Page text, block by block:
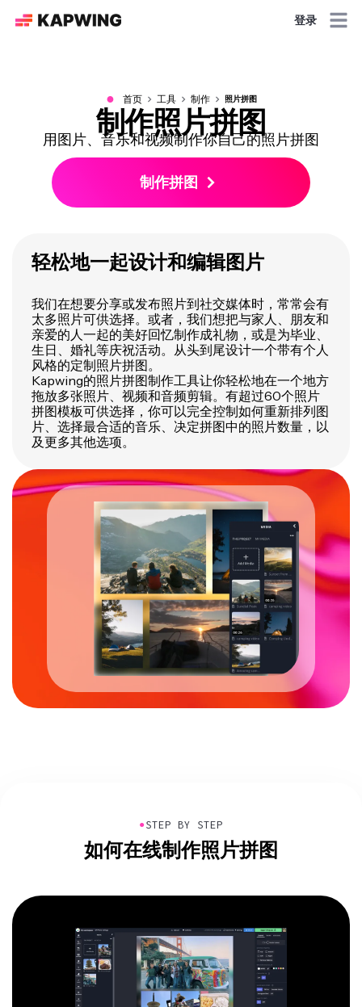
登录
● 首页 工具 制作 照片拼图
制作照片拼图
用图片、音乐和视频制作你自己的照片拼图
制作拼图
轻松地一起设计和编辑图片
我们在想要分享或发布照片到社交媒体时，常常会有
太多照片可供选择。或者，我们想把与家人、朋友和
亲爱的人一起的美好回忆制作成礼物，或是为毕业、
生日、婚礼等庆祝活动。从头到尾设计一个带有个人
风格的定制照片拼图。
Kapwing的照片拼图制作工具让你轻松地在一个地方
拖放多张照片、视频和音频剪辑。有超过60个照片
拼图模板可供选择，你可以完全控制如何重新排列图
片、选择最合适的音乐、决定拼图中的照片数量，以
及更多其他选项。
●STEP BY STEP
如何在线制作照片拼图